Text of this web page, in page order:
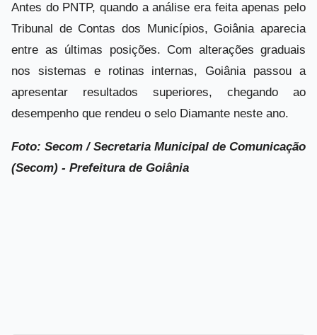
Antes do PNTP, quando a análise era feita apenas pelo
Tribunal de Contas dos Municípios, Goiânia aparecia
entre as últimas posições. Com alterações graduais
nos sistemas e rotinas internas, Goiânia passou a
apresentar resultados superiores, chegando ao
desempenho que rendeu o selo Diamante neste ano.
Foto: Secom / Secretaria Municipal de Comunicação
(Secom) - Prefeitura de Goiânia